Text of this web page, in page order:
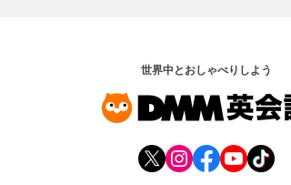
世界中とおしゃべりしよう